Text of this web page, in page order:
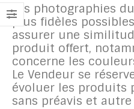
Les photographies
plus fidèles
assurer une
produit offert,
concerne les
Le Vendeur se
évoluer les produits
sans préavis et